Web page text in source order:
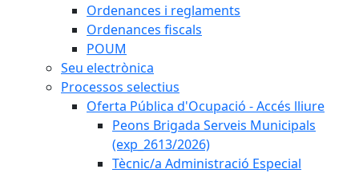
Ordenances i reglaments
Ordenances fiscals
POUM
Seu electrònica
Processos selectius
Oferta Pública d'Ocupació - Accés lliure
Peons Brigada Serveis Municipals
(exp_2613/2026)
Tècnic/a Administració Especial